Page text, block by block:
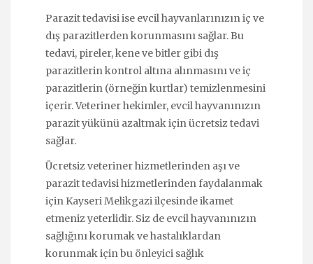
Parazit tedavisi ise evcil hayvanlarınızın iç ve
dış parazitlerden korunmasını sağlar. Bu
tedavi, pireler, kene ve bitler gibi dış
parazitlerin kontrol altına alınmasını ve iç
parazitlerin (örneğin kurtlar) temizlenmesini
içerir. Veteriner hekimler, evcil hayvanınızın
parazit yükünü azaltmak için ücretsiz tedavi
sağlar.
Ücretsiz veteriner hizmetlerinden aşı ve
parazit tedavisi hizmetlerinden faydalanmak
için Kayseri Melikgazi ilçesinde ikamet
etmeniz yeterlidir. Siz de evcil hayvanınızın
sağlığını korumak ve hastalıklardan
korunmak için bu önleyici sağlık